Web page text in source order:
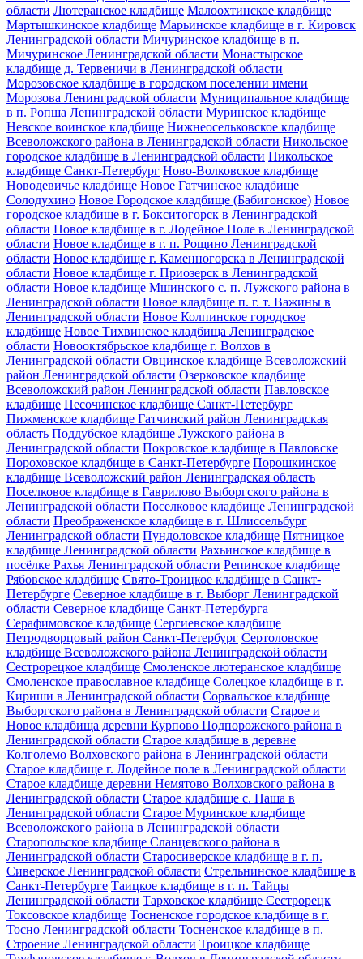
области Лютеранское кладбище Малоохтинское кладбище
Мартышкинское кладбище Марьинское кладбище в г. Кировск
Ленинградской области Мичуринское кладбище в п.
Мичуринское Ленинградской области Монастырское
кладбище д. Тервеничи в Ленинградской области
Морозовское кладбище в городском поселении имени
Морозова Ленинградской области Муниципальное кладбище
в п. Ропша Ленинградской области Муринское кладбище
Невское воинское кладбище Нижнеосельковское кладбище
Всеволожского района в Ленинградской области Никольское
городское кладбище в Ленинградской области Никольское
кладбище Санкт-Петербург Ново-Волковское кладбище
Новодевичье кладбище Новое Гатчинское кладбище
Солодухино Новое Городское кладбище (Бабигонское) Новое
городское кладбище в г. Бокситогорск в Ленинградской
области Новое кладбище в г. Лодейное Поле в Ленинградской
области Новое кладбище в г. п. Рощино Ленинградской
области Новое кладбище г. Каменногорска в Ленинградской
области Новое кладбище г. Приозерск в Ленинградской
области Новое кладбище Мшинского с. п. Лужского района в
Ленинградской области Новое кладбище п. г. т. Важины в
Ленинградской области Новое Колпинское городское
кладбище Новое Тихвинское кладбища Ленинградское
области Новооктябрьское кладбище г. Волхов в
Ленинградской области Овцинское кладбище Всеволожский
район Ленинградской области Озерковское кладбище
Всеволожский район Ленинградской области Павловское
кладбище Песочинское кладбище Санкт-Петербург
Пижменское кладбище Гатчинский район Ленинградская
область Поддубское кладбище Лужского района в
Ленинградской области Покровское кладбище в Павловске
Пороховское кладбище в Санкт-Петербурге Порошкинское
кладбище Всеволожский район Ленинградская область
Поселковое кладбище в Гаврилово Выборгского района в
Ленинградской области Поселковое кладбище Ленинградской
области Преображенское кладбище в г. Шлиссельбург
Ленинградской области Пундоловское кладбище Пятницкое
кладбище Ленинградской области Рахьинское кладбище в
посёлке Рахья Ленинградской области Репинское кладбище
Рябовское кладбище Свято-Троицкое кладбище в Санкт-
Петербурге Северное кладбище в г. Выборг Ленинградской
области Северное кладбище Санкт-Петербурга
Серафимовское кладбище Сергиевское кладбище
Петродворцовый район Санкт-Петербург Сертоловское
кладбище Всеволожского района Ленинградской области
Сестрорецкое кладбище Смоленское лютеранское кладбище
Смоленское православное кладбище Солецкое кладбище в г.
Кириши в Ленинградской области Сорвальское кладбище
Выборгского района в Ленинградской области Старое и
Новое кладбища деревни Курпово Подпорожского района в
Ленинградской области Старое кладбище в деревне
Колголемо Волховского района в Ленинградской области
Старое кладбище г. Лодейное поле в Ленинградской области
Старое кладбище деревни Немятово Волховского района в
Ленинградской области Старое кладбище с. Паша в
Ленинградской области Старое Муринское кладбище
Всеволожского района в Ленинградской области
Старопольское кладбище Сланцевского района в
Ленинградской области Старосиверское кладбище в г. п.
Сиверское Ленинградской области Стрельнинское кладбище в
Санкт-Петербурге Таицкое кладбище в г. п. Тайцы
Ленинградской области Тарховское кладбище Сестрорецк
Токсовское кладбище Тосненское городское кладбище в г.
Тосно Ленинградской области Тосненское кладбище в п.
Строение Ленинградской области Троицкое кладбище